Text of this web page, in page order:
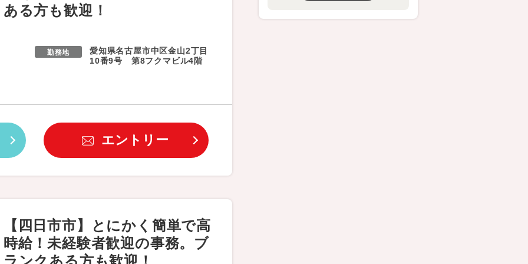
ある方も歓迎！
勤務地
愛知県名古屋市中区金山2丁目
10番9号 第8フクマビル4階
エントリー
【四日市市】とにかく簡単で高
時給！未経験者歓迎の事務。ブ